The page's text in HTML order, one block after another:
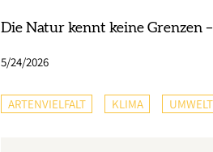
Die Natur kennt keine Grenzen
5/24/2026
ARTENVIELFALT KLIMA UMWELT